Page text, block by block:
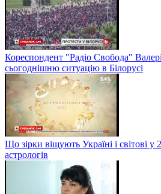
Кореспондент "Радіо Свобода"
сьогоднішню ситуацію в Білорусі
Що зірки віщують Україні і світові у
астрологів